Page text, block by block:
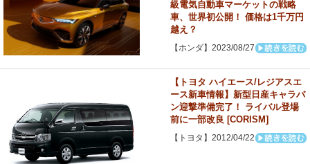
級電気自動車マーケットの戦略
車、世界初公開！ 価格は1千万円
越え？
【ホンダ】2023/08/27
【トヨタ ハイエース/レジアスエ
ース新車情報】新型日産キャラバ
ン迎撃準備完了！ ライバル登場
前に一部改良 [CORISM]
【トヨタ】2012/04/22